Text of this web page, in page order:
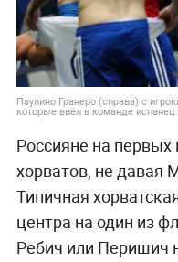
Паулино Гранеро (справа) с
которые ввёл в команде
Россияне на
хорватов, не давая
Типичная
центра на один из
Ребич или Перишич